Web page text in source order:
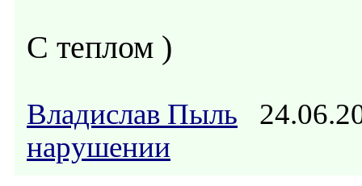
С теплом )
Владислав Пыль
нарушении